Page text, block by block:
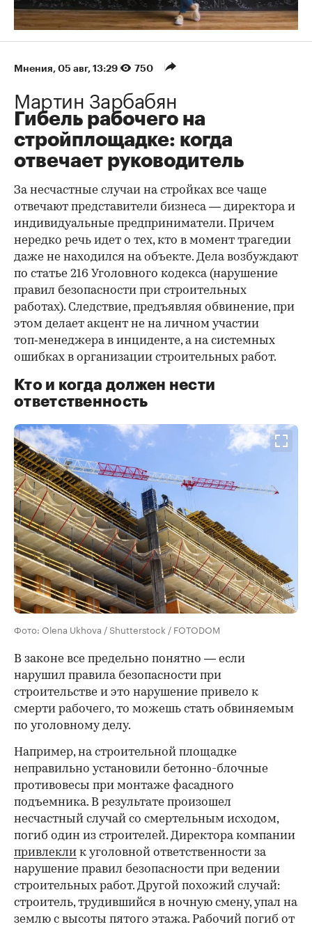
Мнения⁠, 05 авг, 13:29 750
Мартин Зарбабян
Гибель рабочего на
стройплощадке: когда
отвечает руководитель
За несчастные случаи на стройках все чаще
отвечают представители бизнеса — директора и
индивидуальные предприниматели. Причем
нередко речь идет о тех, кто в момент трагедии
даже не находился на объекте. Дела возбуждают
по статье 216 Уголовного кодекса (нарушение
правил безопасности при строительных
работах). Следствие, предъявляя обвинение, при
этом делает акцент не на личном участии
топ‑менеджера в инциденте, а на системных
ошибках в организации строительных работ.
Кто и когда должен нести
ответственность
Фото: Olena Ukhova / Shutterstock / FOTODOM
00:00
В законе все предельно понятно — если
нарушил правила безопасности при
строительстве и это нарушение привело к
смерти рабочего, то можешь стать обвиняемым
по уголовному делу.
Например, на строительной площадке
неправильно установили бетонно-блочные
противовесы при монтаже фасадного
подъемника. В результате произошел
несчастный случай со смертельным исходом,
погиб один из строителей. Директора компании
привлекли к уголовной ответственности за
нарушение правил безопасности при ведении
строительных работ. Другой похожий случай:
строитель, трудившийся в ночную смену, упал на
землю с высоты пятого этажа. Рабочий погиб от